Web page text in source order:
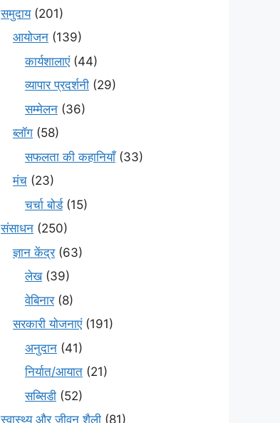
समुदाय(201)
आयोजन (139)
कार्यशालाएं(44)
व्यापार प्रदर्शनी (29)
सम्मेलन (36)
ब्लॉग (58)
सफलता की कहानियाँ(33)
मंच (23)
चर्चा बोर्ड(15)
संसाधन (250)
ज्ञान केंद्र(63)
लेख(39)
वेबिनार(8)
सरकारी योजनाएं(191)
अनुदान (41)
निर्यात/आयात (21)
सब्सिडी (52)
स्वास्थ्य और जीवन शैली (81)